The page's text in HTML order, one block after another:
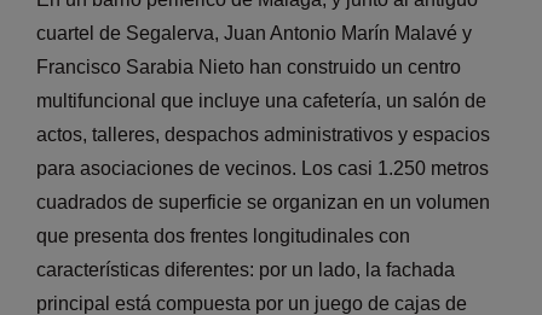
cuartel de Segalerva, Juan Antonio Marín Malavé y
Francisco Sarabia Nieto han construido un centro
multifuncional que incluye una cafetería, un salón de
actos, talleres, despachos administrativos y espacios
para asociaciones de vecinos. Los casi 1.250 metros
cuadrados de superficie se organizan en un volumen
que presenta dos frentes longitudinales con
características diferentes: por un lado, la fachada
principal está compuesta por un juego de cajas de